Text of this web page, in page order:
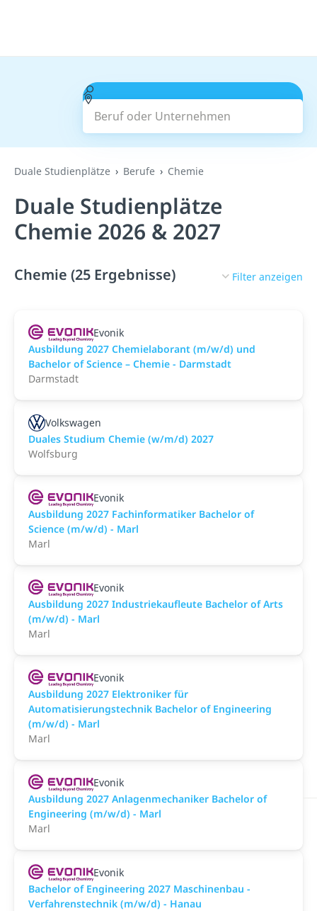
Beruf oder Unternehmen
Suchen
Duale Studienplätze Berufe Chemie
Duale Studienplätze
Chemie 2026 & 2027
Chemie (25 Ergebnisse) Filter anzeigen
Evonik
Ausbildung 2027 Chemielaborant (m/w/d) und
Bachelor of Science – Chemie - Darmstadt
Darmstadt
Volkswagen
Duales Studium Chemie (w/m/d) 2027
Wolfsburg
Evonik
Ausbildung 2027 Fachinformatiker Bachelor of
Science (m/w/d) - Marl
Marl
Evonik
Ausbildung 2027 Industriekaufleute Bachelor of Arts
(m/w/d) - Marl
Marl
Evonik
Ausbildung 2027 Elektroniker für
Automatisierungstechnik Bachelor of Engineering
(m/w/d) - Marl
Marl
Evonik
Ausbildung 2027 Anlagenmechaniker Bachelor of
Engineering (m/w/d) - Marl
Marl
Evonik
Bachelor of Engineering 2027 Maschinenbau -
Verfahrenstechnik (m/w/d) - Hanau